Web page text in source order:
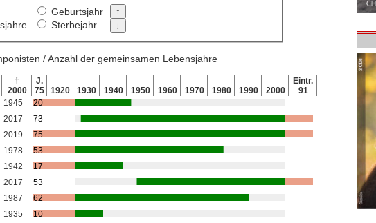
Geburtsjahr
Sterbejahr
/ Anzahl der gemeinsamen Lebensjahre
†
2000
J.
75
1920 1930 1940 1950 1960 1970 1980 1990 2000
Eintr.
91
1945
20
2017
73
2019
75
1978
53
1942
17
2017
53
1987
62
1935
10